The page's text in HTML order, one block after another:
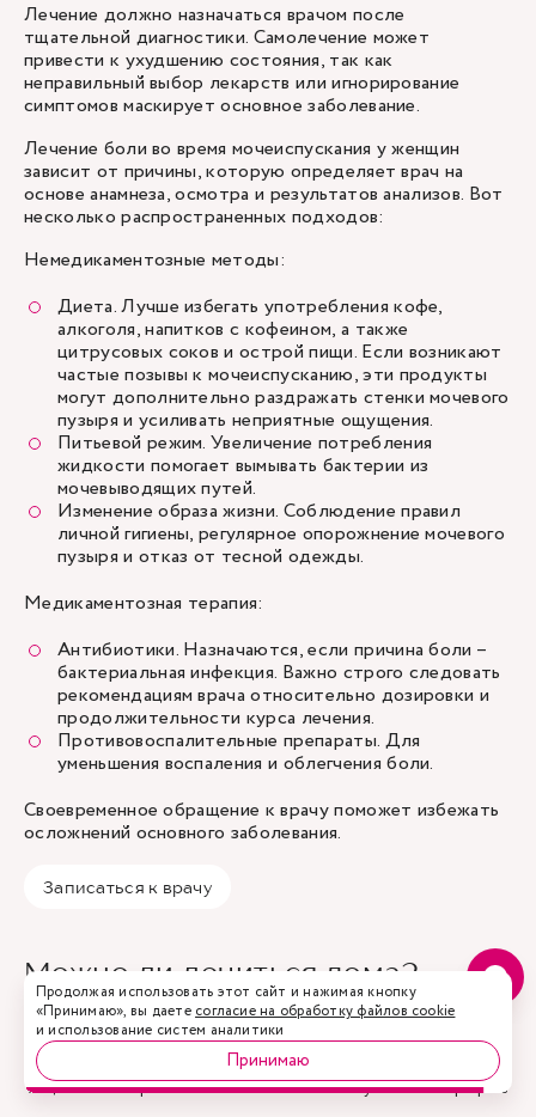
Лечение должно назначаться врачом после
тщательной диагностики. Самолечение может
привести к ухудшению состояния, так как
неправильный выбор лекарств или игнорирование
симптомов маскирует основное заболевание.
Лечение боли во время мочеиспускания у женщин
зависит от причины, которую определяет врач на
основе анамнеза, осмотра и результатов анализов. Вот
несколько распространенных подходов:
Немедикаментозные методы:
Диета. Лучше избегать употребления кофе,
алкоголя, напитков с кофеином, а также
цитрусовых соков и острой пищи. Если возникают
частые позывы к мочеиспусканию, эти продукты
могут дополнительно раздражать стенки мочевого
пузыря и усиливать неприятные ощущения.
Питьевой режим. Увеличение потребления
жидкости помогает вымывать бактерии из
мочевыводящих путей.
Изменение образа жизни. Соблюдение правил
личной гигиены, регулярное опорожнение мочевого
пузыря и отказ от тесной одежды.
Медикаментозная терапия:
Антибиотики. Назначаются, если причина боли –
бактериальная инфекция. Важно строго следовать
рекомендациям врача относительно дозировки и
продолжительности курса лечения.
Противовоспалительные препараты. Для
уменьшения воспаления и облегчения боли.
Своевременное обращение к врачу поможет избежать
осложнений основного заболевания.
Записаться к врачу
Можно ли лечиться дома?
Ошибки при лечении боли при
мочеиспускании
Домашние средства могут использоваться в качестве
вспомогательной терапии, особенно на начальных
Акции Врачи Запись Услуги Профиль